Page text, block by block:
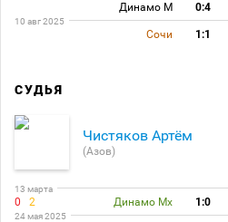
Динамо М 0:4
10 авг 2025
Сочи 1:1
СУДЬЯ
Чистяков Артём
(Азов)
13 марта
0 2 Динамо Мх 1:0
24 мая 2025